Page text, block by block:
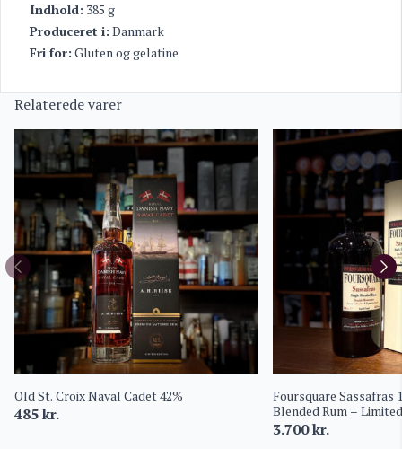
Indhold: 385 g
Produceret i: Danmark
Fri for: Gluten og gelatine
Relaterede varer
Old St. Croix Naval Cadet 42%
485kr.
Foursquare Sassafras
Blended Rum –
Barbados
3.700kr.